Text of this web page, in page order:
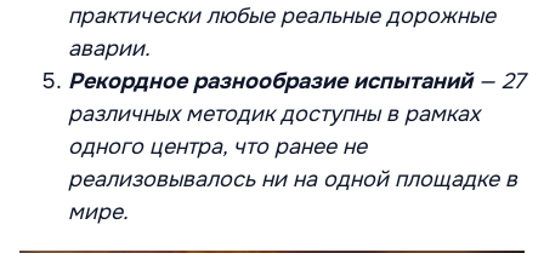
практически любые реальные дорожные
аварии.
Рекордное разнообразие испытаний— 27
различных методик доступны в рамках
одного центра, что ранее не
реализовывалось ни на одной площадке в
мире.